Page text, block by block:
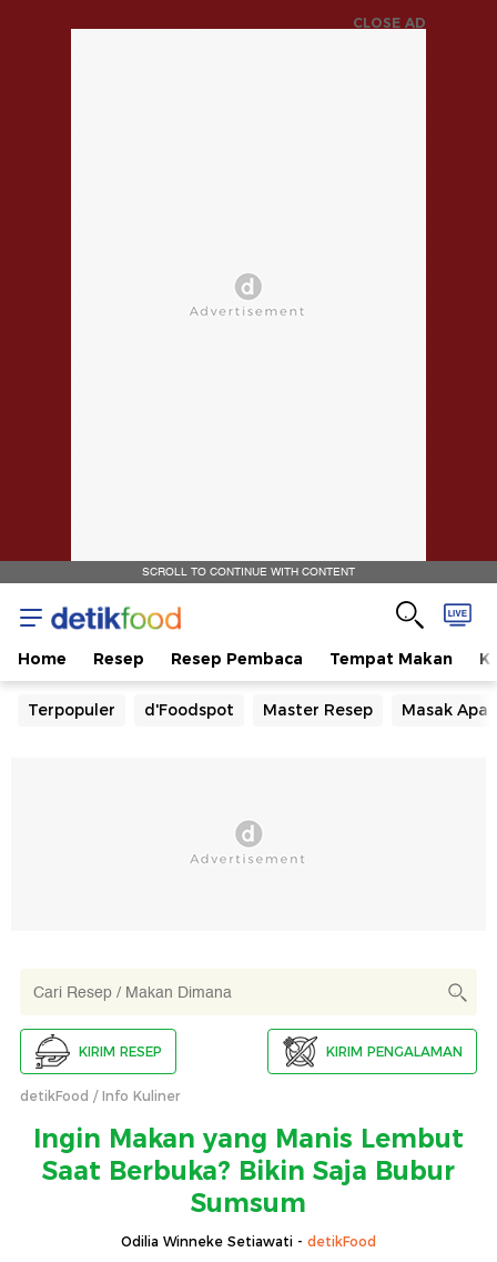
CLOSE AD
SCROLL TO CONTINUE WITH CONTENT
Home Resep Resep Pembaca Tempat Makan
Terpopuler d'Foodspot Master Resep Masak Apa
KIRIM RESEP KIRIM PENGALAMAN
detikFood Info Kuliner
Ingin Makan yang Manis Lembut
Saat Berbuka? Bikin Saja Bubur
Sumsum
Odilia Winneke Setiawati - detikFood